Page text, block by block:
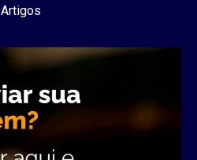
Artigos